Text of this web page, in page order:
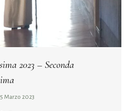
2023 – Seconda
5 Marzo 2023